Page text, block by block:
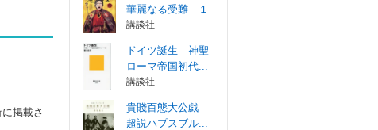
掲載さ
華麗なる受難 １
講談社
ドイツ誕生 神聖
ローマ帝国初代...
講談社
貴賤百態大公戯
超説ハプスブル...